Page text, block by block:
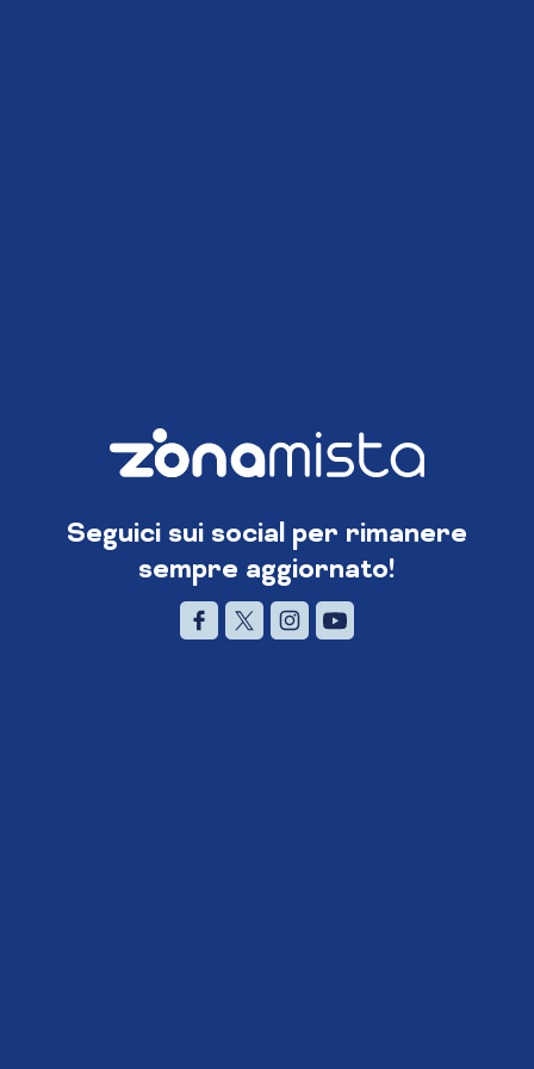
Seguici sui social per rimanere
sempre aggiornato!